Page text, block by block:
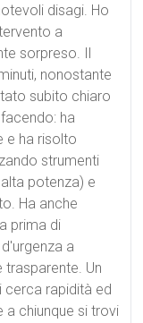
disagi. Ho
a
sorpreso. Il
nonostante
subito chiaro
ha
e ha risolto
strumenti
potenza) e
Ha anche
prima di
a
Un
cerca rapidità ed
chiunque si trovi